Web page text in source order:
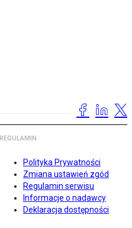
REGULAMIN
Polityka Prywatności
Zmiana ustawień zgód
Regulamin serwisu
Informacje o nadawcy
Deklaracja dostępności